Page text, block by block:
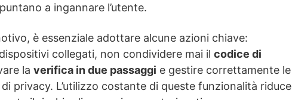
a ingannare l’utente.
è essenziale adottare alcune azioni chiave:
collegati, non condividere mai il codice di
la verifica in due passaggi e gestire correttamente le
privacy. L’utilizzo costante di queste funzionalità riduce